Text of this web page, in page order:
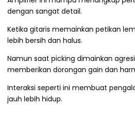
dengan sangat detail.
Ketika gitaris memainkan petikan
lebih bersih dan halus.
Namun saat picking dimainkan
memberikan dorongan gain dan
Interaksi seperti ini membuat
jauh lebih hidup.